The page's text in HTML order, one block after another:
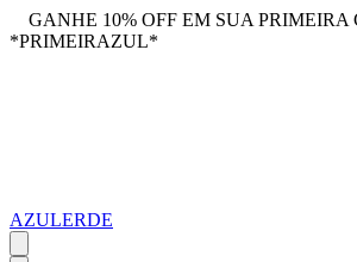
GANHE 10% OFF EM SUA PRIMEIRA
*PRIMEIRAZUL*
AZULERDE